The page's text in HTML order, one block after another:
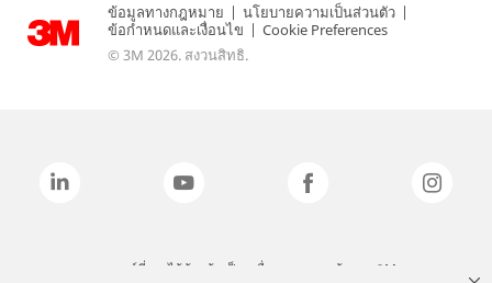
ข้อมูลทางกฎหมาย | นโยบายความเป็นส่วนตัว |
ข้อกำหนดและเงื่อนไข | Cookie Preferences
© 3M 2026. สงวนสิทธิ.
แบรนด์ที่ระบุไว้ข้างต้นเป็นเครื่องหมายการค้าของ 3M